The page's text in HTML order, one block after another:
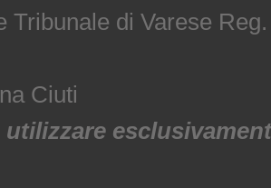
Tribunale di Varese
Ciuti